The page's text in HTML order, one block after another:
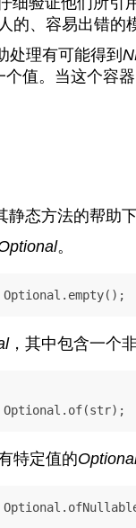
的、容易出错的
处理有可能得到
值。当这个容
静态方法的帮助
。
，其中包含一个
Optional.of(str);
特定值的